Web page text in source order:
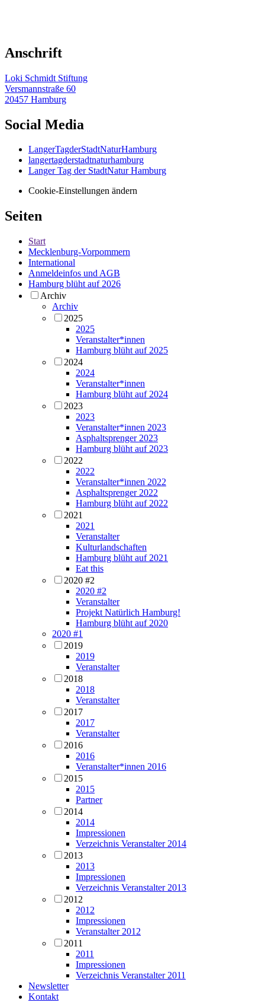
Anschrift
Loki Schmidt Stiftung
Versmannstraße 60
20457 Hamburg
Social Media
LangerTagderStadtNaturHamburg
langertagderstadtnaturhamburg
Langer Tag der StadtNatur Hamburg
Cookie-Einstellungen ändern
Seiten
Start
Mecklenburg-Vorpommern
International
Anmeldeinfos und AGB
Hamburg blüht auf 2026
Archiv
Archiv
2025
2025
Veranstalter*innen
Hamburg blüht auf 2025
2024
2024
Veranstalter*innen
Hamburg blüht auf 2024
2023
2023
Veranstalter*innen 2023
Asphaltsprenger 2023
Hamburg blüht auf 2023
2022
2022
Veranstalter*innen 2022
Asphaltsprenger 2022
Hamburg blüht auf 2022
2021
2021
Veranstalter
Kulturlandschaften
Hamburg blüht auf 2021
Eat this
2020 #2
2020 #2
Veranstalter
Projekt Natürlich Hamburg!
Hamburg blüht auf 2020
2020 #1
2019
2019
Veranstalter
2018
2018
Veranstalter
2017
2017
Veranstalter
2016
2016
Veranstalter*innen 2016
2015
2015
Partner
2014
2014
Impressionen
Verzeichnis Veranstalter 2014
2013
2013
Impressionen
Verzeichnis Veranstalter 2013
2012
2012
Impressionen
Veranstalter 2012
2011
2011
Impressionen
Verzeichnis Veranstalter 2011
Newsletter
Kontakt